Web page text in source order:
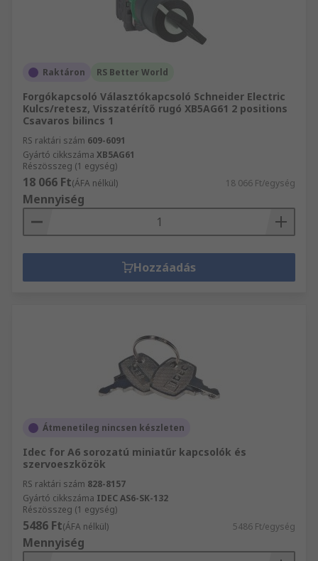
Raktáron RS Better World
Forgókapcsoló Választókapcsoló Schneider Electric
Kulcs/retesz, Visszatérítő rugó XB5AG61 2 positions
Csavaros bilincs 1
RS raktári szám 609-6091
Gyártó cikkszáma XB5AG61
Részösszeg (1 egység)
18 066 Ft(ÁFA nélkül) 18 066 Ft/egység
Mennyiség
Hozzáadás
Átmenetileg nincsen készleten
Idec for A6 sorozatú miniatűr kapcsolók és
szervoeszközök
RS raktári szám 828-8157
Gyártó cikkszáma IDEC AS6-SK-132
Részösszeg (1 egység)
5486 Ft(ÁFA nélkül) 5486 Ft/egység
Mennyiség